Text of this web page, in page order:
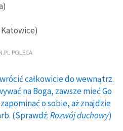
Katowice)
POLECA
całkowicie do wewnątrz.
na Boga, zawsze mieć Go
o sobie, aż znajdzie
(Sprawdź:Rozwój duchowy)